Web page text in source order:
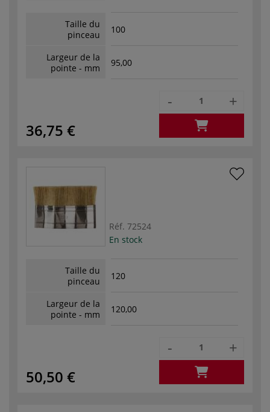
Taille du
pinceau
100
Largeur de la
pointe - mm
95,00
36,75 €
- +
Réf. 72524
En stock
Taille du
pinceau
120
Largeur de la
pointe - mm
120,00
50,50 €
- +